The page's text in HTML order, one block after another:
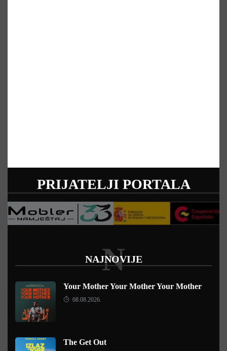
PRIJATELJI PORTALA
NAJNOVIJE
N
Your Mother Your Mother Your Mother
08.08.2026.
The Get Out